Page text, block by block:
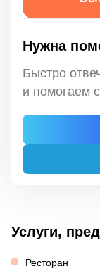
Нужна
Быстро
и помогаем
Услуги,
Ресторан